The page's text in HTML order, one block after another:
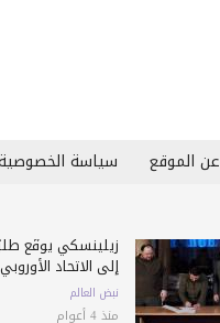
عن الموقع سياسة
زيلينسكي يوقّع
إلى الاتحاد الأوروبي
نبض العالم
منذ 4 أعوام